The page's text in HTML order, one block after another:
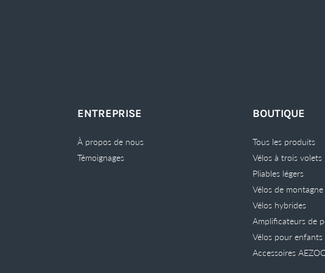
ENTREPRISE
À propos de nous
Témoignages
BOUTIQUE
Tous les produits
Vélos à trois volets
Pliables légers
Vélos de montagne
Vélos hybrides
Amplificateurs de
Vélos pour enfants
Accessoires